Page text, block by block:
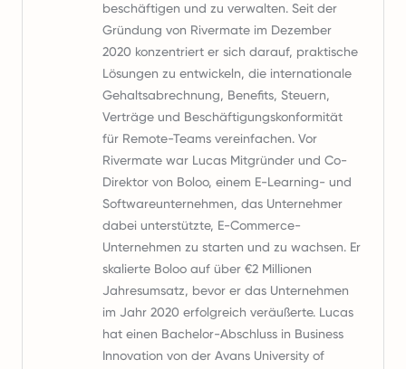
beschäftigen und zu verwalten. Seit der
Gründung von Rivermate im Dezember
2020 konzentriert er sich darauf, praktische
Lösungen zu entwickeln, die internationale
Gehaltsabrechnung, Benefits, Steuern,
Verträge und Beschäftigungskonformität
für Remote-Teams vereinfachen. Vor
Rivermate war Lucas Mitgründer und Co-
Direktor von Boloo, einem E-Learning- und
Softwareunternehmen, das Unternehmer
dabei unterstützte, E-Commerce-
Unternehmen zu starten und zu wachsen. Er
skalierte Boloo auf über €2 Millionen
Jahresumsatz, bevor er das Unternehmen
im Jahr 2020 erfolgreich veräußerte. Lucas
hat einen Bachelor-Abschluss in Business
Innovation von der Avans University of